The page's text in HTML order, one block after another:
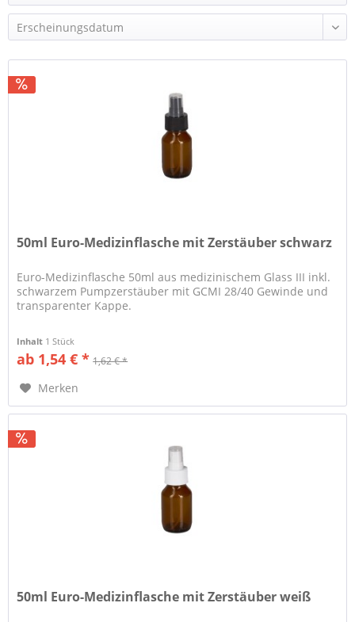
50ml Euro-Medizinflasche mit Zerstäuber schwarz
Euro-Medizinflasche 50ml aus medizinischem Glass III inkl.
schwarzem Pumpzerstäuber mit GCMI 28/40 Gewinde und
transparenter Kappe.
Inhalt 1 Stück
ab 1,54 € * 1,62 € *
Merken
50ml Euro-Medizinflasche mit Zerstäuber weiß